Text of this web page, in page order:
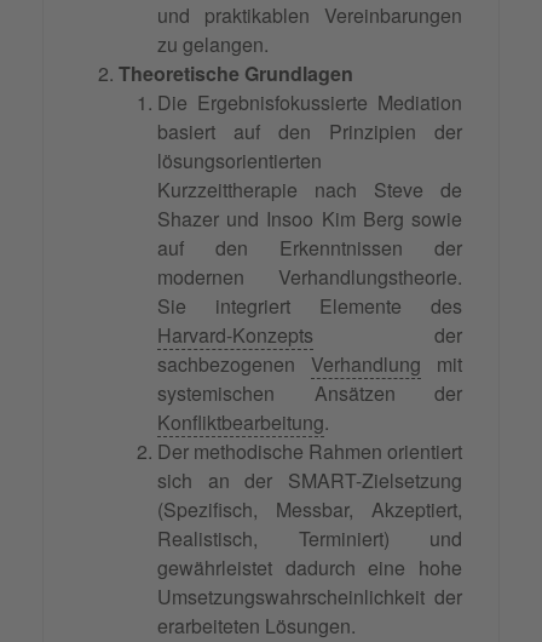
und praktikablen Vereinbarungen
zu gelangen.
Theoretische Grundlagen
Die Ergebnisfokussierte Mediation
basiert auf den Prinzipien der
lösungsorientierten
Kurzzeittherapie nach Steve de
Shazer und Insoo Kim Berg sowie
auf den Erkenntnissen der
modernen Verhandlungstheorie.
Sie integriert Elemente des
Harvard-Konzepts der
sachbezogenen Verhandlung mit
systemischen Ansätzen der
Konfliktbearbeitung.
Der methodische Rahmen orientiert
sich an der SMART-Zielsetzung
(Spezifisch, Messbar, Akzeptiert,
Realistisch, Terminiert) und
gewährleistet dadurch eine hohe
Umsetzungswahrscheinlichkeit der
erarbeiteten Lösungen.